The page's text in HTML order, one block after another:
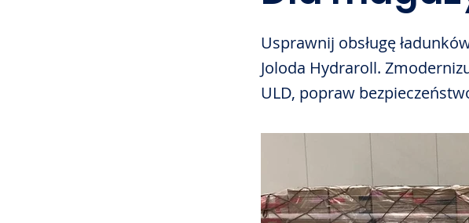
Usprawnij obsługę
Joloda Hydraroll.
ULD, popraw